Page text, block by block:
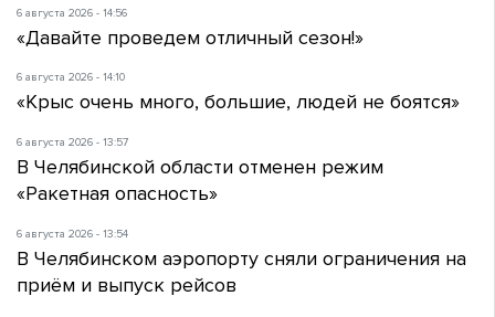
6 августа 2026 - 14:56
«Давайте проведем отличный сезон!»
6 августа 2026 - 14:10
«Крыс очень много, большие, людей не боятся»
6 августа 2026 - 13:57
В Челябинской области отменен режим
«Ракетная опасность»
6 августа 2026 - 13:54
В Челябинском аэропорту сняли ограничения на
приём и выпуск рейсов